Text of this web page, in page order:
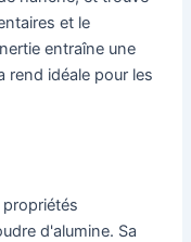
et le
entraîne une
rend idéale pour les
d'alumine. Sa